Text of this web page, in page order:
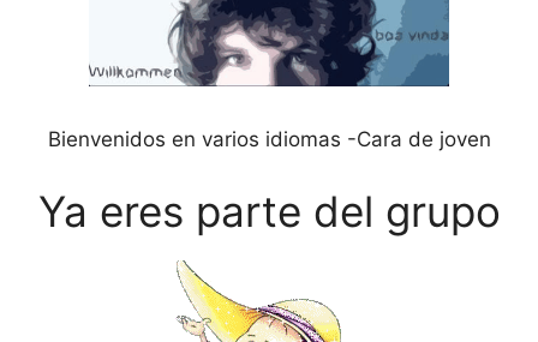
Bienvenidos en varios idiomas -Cara de joven
Ya eres parte del grupo